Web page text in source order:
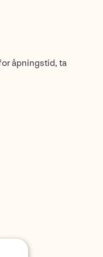
åpningstid, ta